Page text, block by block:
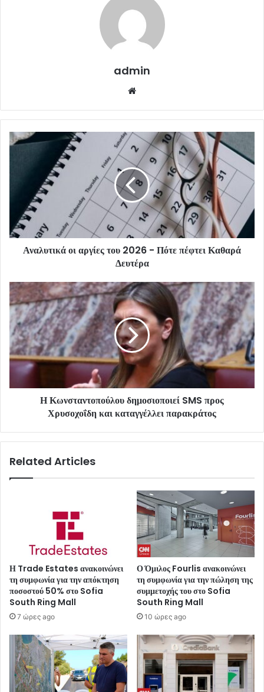
admin
Αναλυτικά οι αργίες του 2026 - Πότε πέφτει Καθαρά
Δευτέρα
Η Κωνσταντοπούλου δημοσιοποιεί SMS προς
Χρυσοχοΐδη και καταγγέλλει παρακράτος
Related Articles
Η Trade Estates ανακοινώνει
τη συμφωνία για την απόκτηση
ποσοστού 50% στο Sofia
South Ring Mall
7 ώρες ago
Ο Όμιλος Fourlis ανακοινώνει
τη συμφωνία για την πώληση της
συμμετοχής του στο Sofia
South Ring Mall
10 ώρες ago